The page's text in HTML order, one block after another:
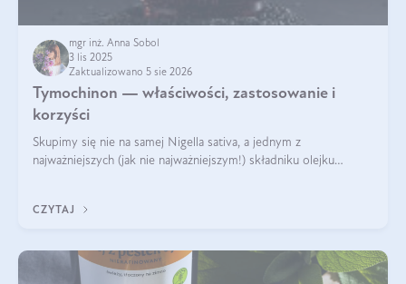
mgr inż. Anna Sobol
3 lis 2025
Zaktualizowano 5 sie 2026
Tymochinon — właściwości, zastosowanie i
korzyści
Skupimy się nie na samej Nigella sativa, a jednym z
najważniejszych (jak nie najważniejszym!) składniku olejku
CZYTAJ